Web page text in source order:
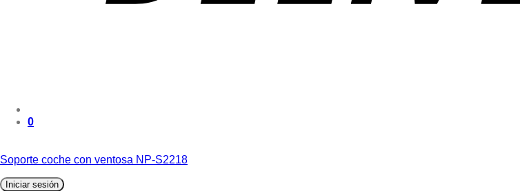
0
Soporte coche con ventosa NP-S2218
Iniciar sesión